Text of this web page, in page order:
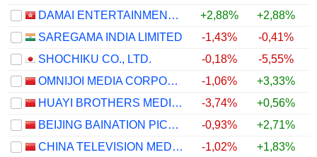
DAMAI ENTERTAINMENT HOLDINGS LIMITED
+2,88% +2,88%
SAREGAMA INDIA LIMITED
-1,43% -0,41%
SHOCHIKU CO., LTD.
-0,18% -5,55%
OMNIJOI MEDIA CORPORATION
-1,06% +3,33%
HUAYI BROTHERS MEDIA CORPORATION
-3,74% +0,56%
BEIJING BAINATION PICTURES CO.,LTD.
-0,93% +2,71%
CHINA TELEVISION MEDIA, LTD.
-1,02% +1,83%